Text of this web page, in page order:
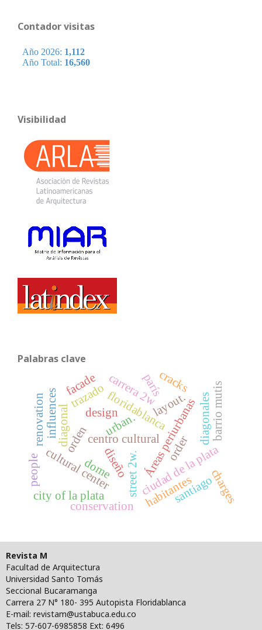
Contador visitas
Visibilidad
Palabras clave
Áreas periurbanas
design
street 2w.
centro cultural
floridablanca
cultural center ciudad de la plata
diagonales
diseño
orden
trazado
city of la plata
order
layout.
carrera 2w
habitantes
parís
santiago
diagonal
people
influences
renovation urban. barrio mutis
conservation
charges
dome
facade cracks
Revista M
Facultad de Arquitectura
Universidad Santo Tomás
Seccional Bucaramanga
Carrera 27 N° 180- 395 Autopista Floridablanca
E-mail: revistam@ustabuca.edu.co
Tels: 57-607-6985858 Ext: 6496